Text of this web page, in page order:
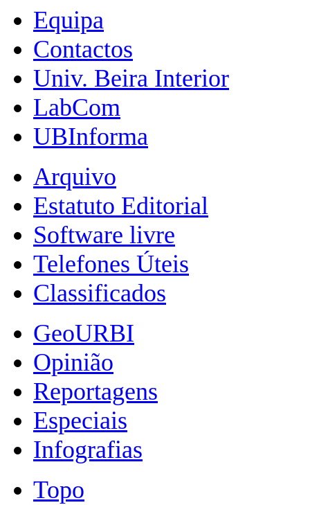
Equipa
Contactos
Univ. Beira Interior
LabCom
UBInforma
Arquivo
Estatuto Editorial
Software livre
Telefones Úteis
Classificados
GeoURBI
Opinião
Reportagens
Especiais
Infografias
Topo